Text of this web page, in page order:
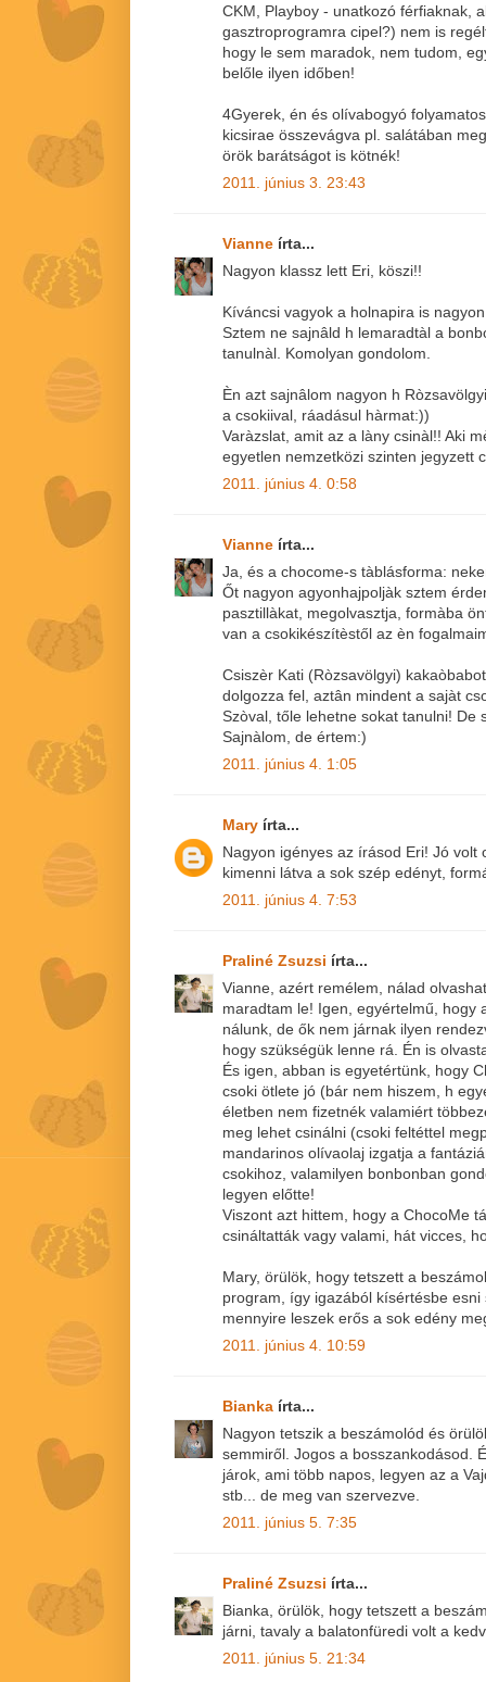
CKM, Playboy - unatkozó férfiaknak,
gasztroprogramra cipel?) nem is
hogy le sem maradok, nem tudom,
belőle ilyen időben!
4Gyerek, én és olívabogyó
kicsirae összevágva pl. salátában
örök barátságot is kötnék!
2011. június 3. 23:43
Vianne írta...
Nagyon klassz lett Eri, köszi!!
Kíváncsi vagyok a holnapira is
Sztem ne sajnâld h lemaradtàl a
tanulnàl. Komolyan gondolom.
Èn azt sajnâlom nagyon h
a csokiival, ráadásul hàrmat:))
Varàzslat, amit az a làny csinàl!! Aki
egyetlen nemzetközi szinten jegyzett
2011. június 4. 0:58
Vianne írta...
Ja, és a chocome-s tàblásforma:
Őt nagyon agyonhajpoljàk sztem
pasztillàkat, megolvasztja, formàba
van a csokikészítèstől az èn
Csiszèr Kati (Ròzsavölgyi)
dolgozza fel, aztân mindent a sajàt
Szòval, tőle lehetne sokat tanulni! De
Sajnàlom, de értem:)
2011. június 4. 1:05
Mary írta...
Nagyon igényes az írásod Eri! Jó volt
kimenni látva a sok szép edényt,
2011. június 4. 7:53
Praliné Zsuzsi írta...
Vianne, azért remélem, nálad
maradtam le! Igen, egyértelmű, hogy
nálunk, de ők nem járnak ilyen
hogy szükségük lenne rá. Én is
És igen, abban is egyetértünk, hogy
csoki ötlete jó (bár nem hiszem, h
életben nem fizetnék valamiért
meg lehet csinálni (csoki feltéttel
mandarinos olívaolaj izgatja a
csokihoz, valamilyen bonbonban
legyen előtte!
Viszont azt hittem, hogy a ChocoMe
csináltatták vagy valami, hát vicces,
Mary, örülök, hogy tetszett a
program, így igazából kísértésbe
mennyire leszek erős a sok edény
2011. június 4. 10:59
Bianka írta...
Nagyon tetszik a beszámolód és
semmiről. Jogos a bosszankodásod.
járok, ami több napos, legyen az a
stb... de meg van szervezve.
2011. június 5. 7:35
Praliné Zsuzsi írta...
Bianka, örülök, hogy tetszett a
járni, tavaly a balatonfüredi volt a
2011. június 5. 21:34